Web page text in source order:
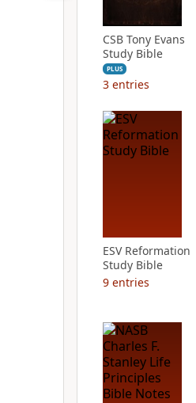
CSB Tony Evans
Study Bible
PLUS
3 entries
ESV Reformation
Study Bible
9 entries